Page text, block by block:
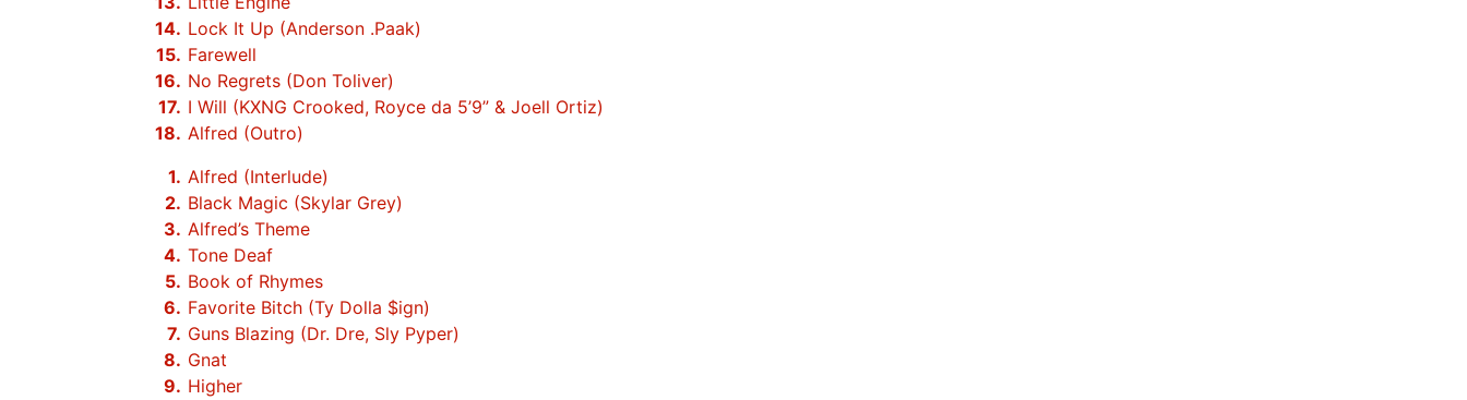
Lock It Up (Anderson .Paak)
Farewell
No Regrets (Don Toliver)
I Will (KXNG Crooked, Royce da 5’9” & Joell Ortiz)
Alfred (Outro)
Alfred (Interlude)
Black Magic (Skylar Grey)
Alfred’s Theme
Tone Deaf
Book of Rhymes
Favorite Bitch (Ty Dolla $ign)
Guns Blazing (Dr. Dre, Sly Pyper)
Gnat
Higher